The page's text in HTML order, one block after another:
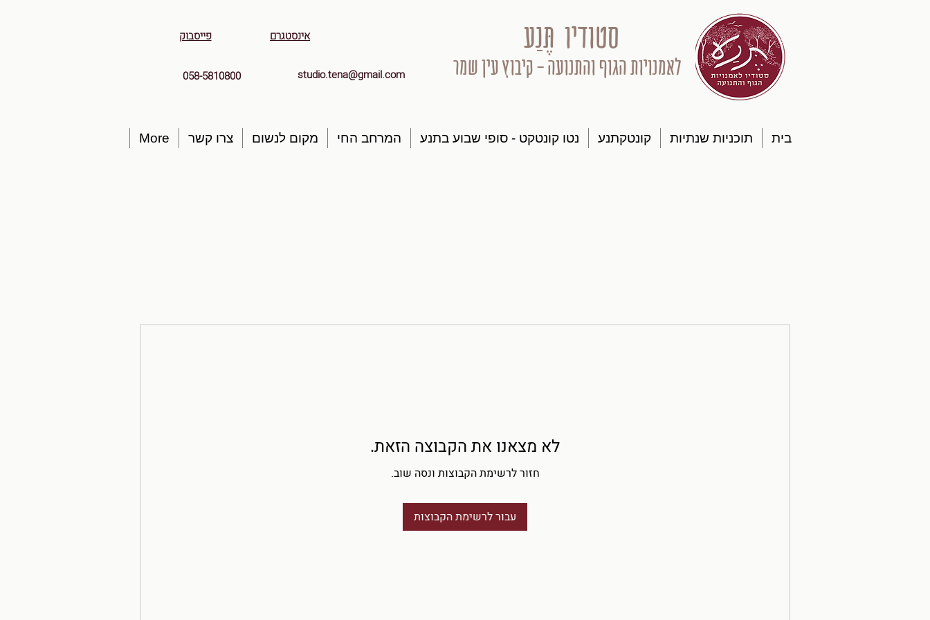
פייסבוק אינסטגרם
058-5810800 studio.tena@gmail.com
סטודיו תֶּנַע
לאמנויות הגוף והתנועה - קיבוץ עין שמר
בית תוכניות שנתיות קונטקתנע נטו קונטקט - סופי שבוע בתנע המרחב החי מקום לנשום צרו קשר More
לא מצאנו את הקבוצה הזאת.
חזור לרשימת הקבוצות ונסה שוב.
עבור לרשימת הקבוצות